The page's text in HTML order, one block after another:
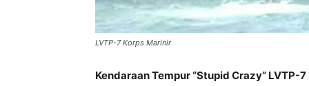
LVTP-7 Korps Marinir
Kendaraan Tempur “Stupid Crazy”